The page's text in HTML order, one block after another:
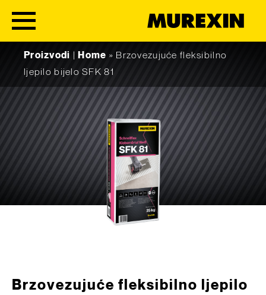
Proizvodi
Home » Brzovezujuće fleksibilno
ljepilo bijelo SFK 81
Brzovezujuće fleksibilno ljepilo